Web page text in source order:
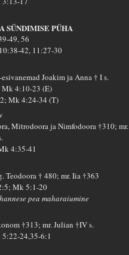
SÜNDIMISE PÜHA
49, 56
42, 11:27-30
Joakim ja Anna † I s.
4:10-23 (E)
Mk 4:24-34 (T)
Mitrodoora ja Nimfodoora †310; mr.
4:35-41
Teodoora † 480; mr. Iia †363
Mk 5:1-20
pea maharaiumine
†313; mr. Julian †IV s.
24,35-6:1